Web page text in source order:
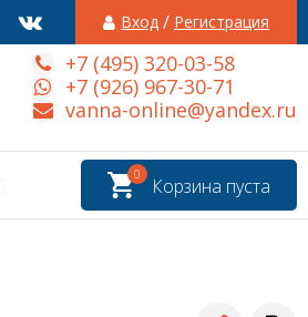
Вход / Регистрация
+7 (495) 320-03-58
+7 (926) 967-30-71
vanna-online@yandex.ru
Корзина пуста
0